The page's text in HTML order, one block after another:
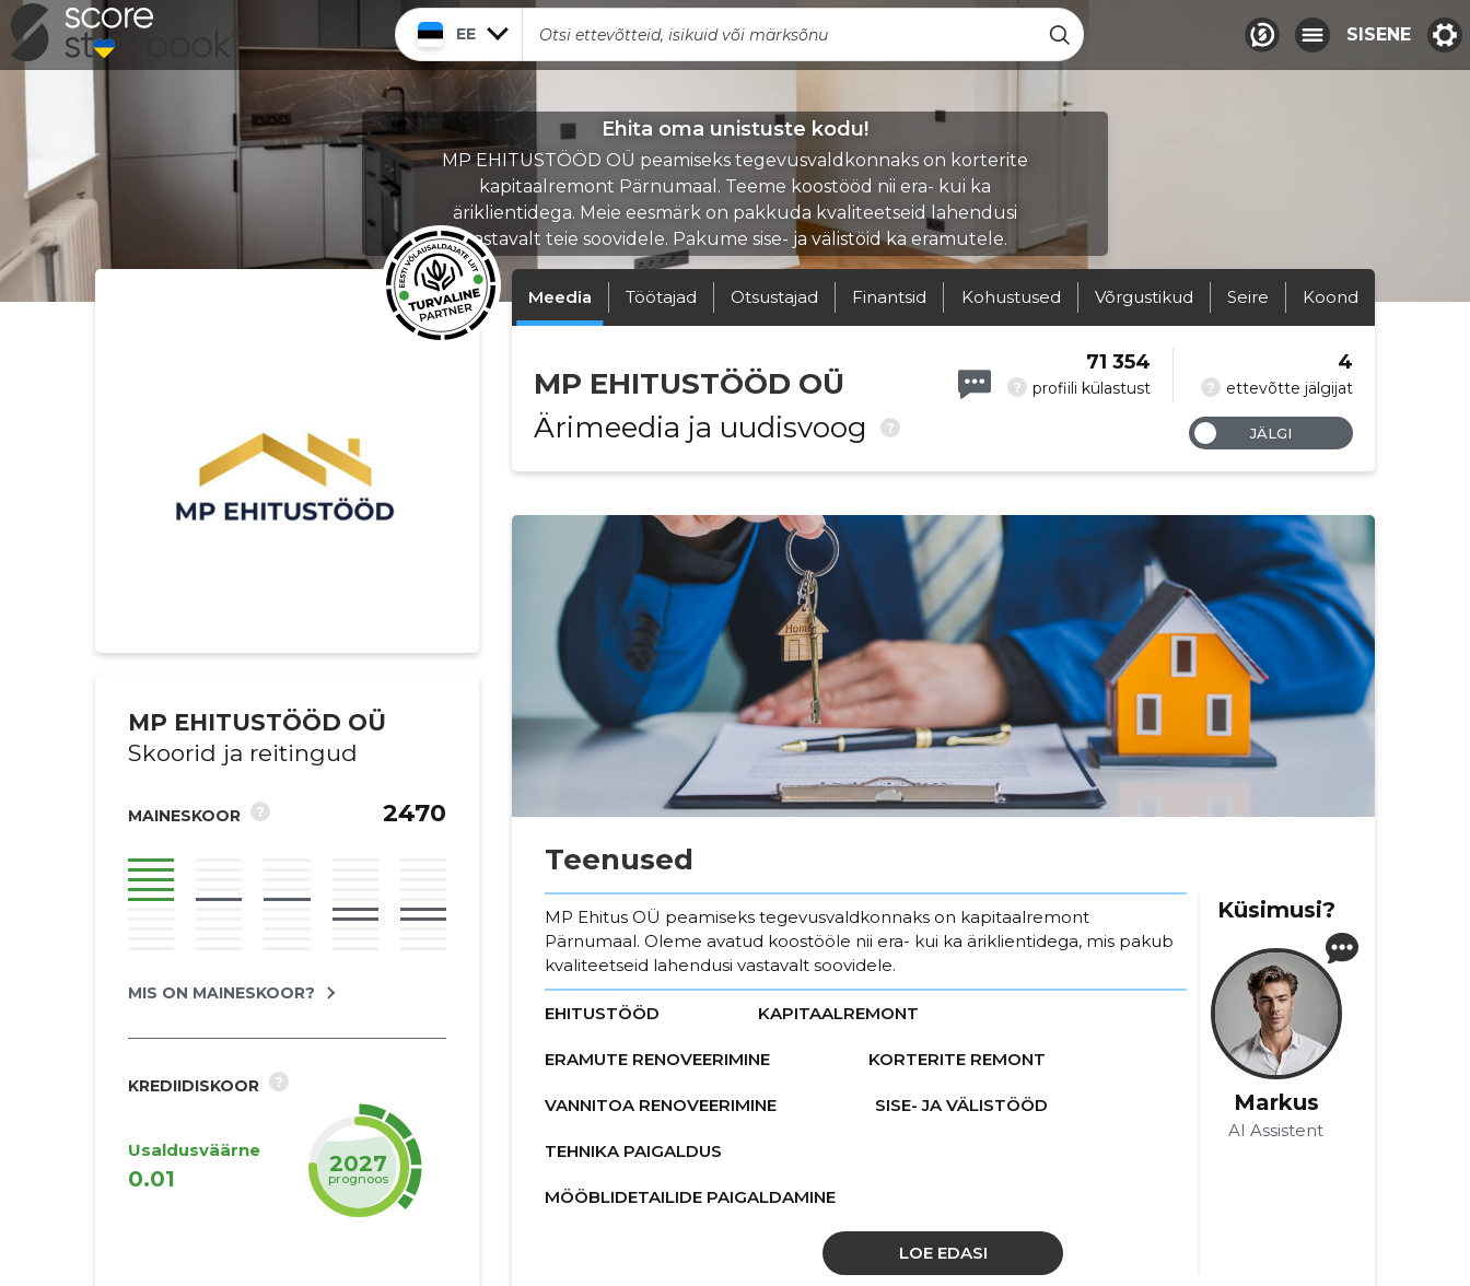
EE SISENE
Ehita oma unistuste kodu!
MP EHITUSTÖÖD OÜ peamiseks tegevusvaldkonnaks on korterite
kapitaalremont Pärnumaal. Teeme koostööd nii era- kui ka
äriklientidega. Meie eesmärk on pakkuda kvaliteetseid lahendusi
vastavalt teie soovidele. Pakume sise- ja välistöid ka eramutele.
MP EHITUSTÖÖD OÜ
Skoorid ja reitingud
MAINESKOOR ? 2470
MIS ON MAINESKOOR?
KREDIIDISKOOR ?
Usaldusväärne
0.01
2027
prognoos
Meedia Töötajad Otsustajad Finantsid Kohustused Võrgustikud Seire Koond
MP EHITUSTÖÖD OÜ
Ärimeedia ja uudisvoog
?
? profiili külastust
71 354
? ettevõtte jälgijat
4
JÄLGI
Teenused
MP Ehitus OÜ peamiseks tegevusvaldkonnaks on kapitaalremont
Pärnumaal. Oleme avatud koostööle nii era- kui ka äriklientidega, mis pakub
kvaliteetseid lahendusi vastavalt soovidele.
EHITUSTÖÖD KAPITAALREMONT
ERAMUTE RENOVEERIMINE KORTERITE REMONT
VANNITOA RENOVEERIMINE SISE- JA VÄLISTÖÖD
TEHNIKA PAIGALDUS
MÖÖBLIDETAILIDE PAIGALDAMINE
LOE EDASI
Küsimusi?
Markus
AI Assistent
Sinu nimi